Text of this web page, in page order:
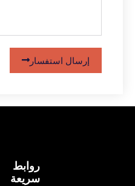
إرسال استفسار
روابط
سريعة